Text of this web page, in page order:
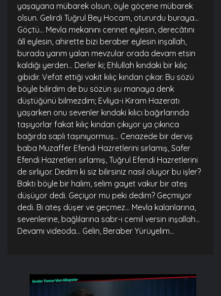
yaşayana mübarek olsun, öyle göçene mübarek
olsun. Gelirdi Tuğrul Bey Hocam, otururdu buraya...
Göçtü... Mevla mekanını cennet eylesin, derecâtını
âlî eylesin, ahirette bizi beraber eylesin inşallah,
burada yarım yalan mevzular orada devam etsin
kaldığı yerden... Derler ki; Ehlullah kındaki bir kılıç
gibidir. Vefat ettiği vakit kılıç kından çıkar. Bu sözü
böyle bilirdim de bu sözün şu manaya denk
düştüğünü bilmezdim; Evliya-i Kiram Hazeratı
yaşarken onu sevenler kındaki kılıcı bağırlarında
taşıyorlar fakat kılıç kından çıkıyor ya çıkınca
bağırda saplı taşınıyormuş... Cenazede bir derviş
baba Muzaffer Efendi Hazretlerini sırlamış, Safer
Efendi Hazretleri sırlamış, Tuğrul Efendi Hazretlerini
de sırlıyor. Dedim ki siz bilirsiniz nasıl oluyor bu işler?
Baktı böyle bir halim, selim gayet vakur bir ateş
düşüyor dedi. Geçiyor mu peki dedim? Geçmiyor
dedi. Bi ateş düşer ve geçmez... Mevla kalanlarına,
sevenlerine, bağlılarına sabr-ı cemil versin inşallah...
Devamı videoda... Gelin, Beraber Yürüyelim...